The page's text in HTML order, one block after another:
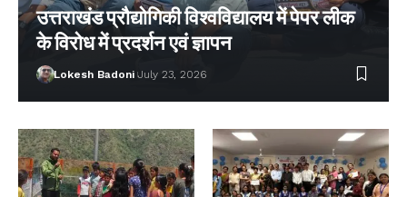
उत्तराखंड प्रौद्योगिकी विश्वविद्यालय में पेपर लीक
के विरोध में प्रदर्शन एवं ज्ञापन
Lokesh Badoni July 23, 2026